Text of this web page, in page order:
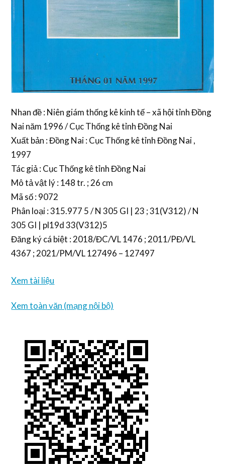
Nhan đề : Niên giám thống kê kinh tế – xã hội tỉnh Đồng
Nai năm 1996 / Cục Thống kê tỉnh Đồng Nai
Xuất bản : Đồng Nai : Cục Thống kê tỉnh Đồng Nai ,
1997
Tác giả : Cục Thống kê tỉnh Đồng Nai
Mô tả vật lý : 148 tr. ; 26 cm
Mã số : 9072
Phân loại : 315.977 5 / N 305 GI | 23 ; 31(V312) / N
305 GI | pl19d 33(V312)5
Đăng ký cá biệt : 2018/ĐC/VL 1476 ; 2011/PĐ/VL
4367 ; 2021/PM/VL 127496 – 127497
Xem tài liệu
Xem toàn văn (mạng nội bộ)